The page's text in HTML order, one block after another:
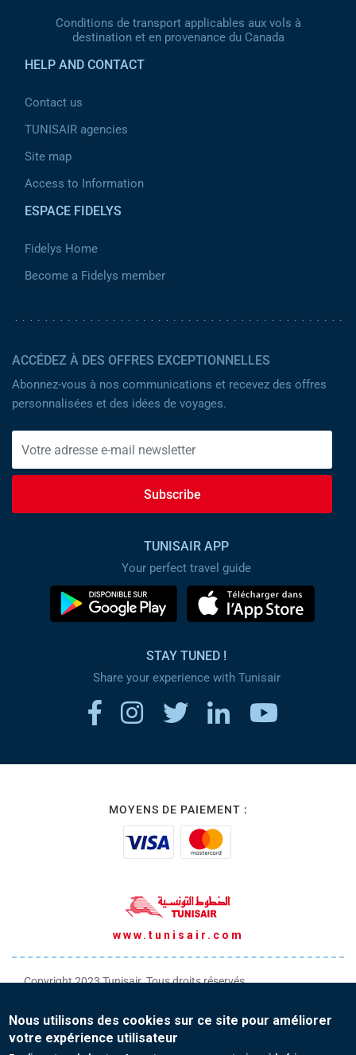
Conditions de transport applicables aux vols à
destination et en provenance du Canada
HELP AND CONTACT
Contact us
TUNISAIR agencies
Site map
Access to Information
ESPACE FIDELYS
Fidelys Home
Become a Fidelys member
ACCÉDEZ À DES OFFRES EXCEPTIONNELLES
Abonnez-vous à nos communications et recevez des offres
personnalisées et des idées de voyages.
Subscribe
TUNISAIR APP
Your perfect travel guide
STAY TUNED !
Share your experience with Tunisair
MOYENS DE PAIEMENT :
www.tunisair.com
Copyright 2023 Tunisair. Tous droits réservés
Conditions générales de Vente
Protection de vos données personnelles
Nous utilisons des cookies sur ce site pour améliorer
votre expérience utilisateur